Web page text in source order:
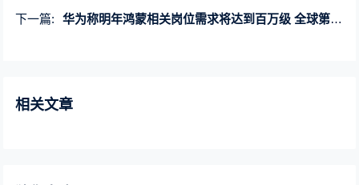
下一篇:
华为称明年鸿蒙相关岗位需求将达到百万级 全球第三手机系统直击安卓苹果
相关文章